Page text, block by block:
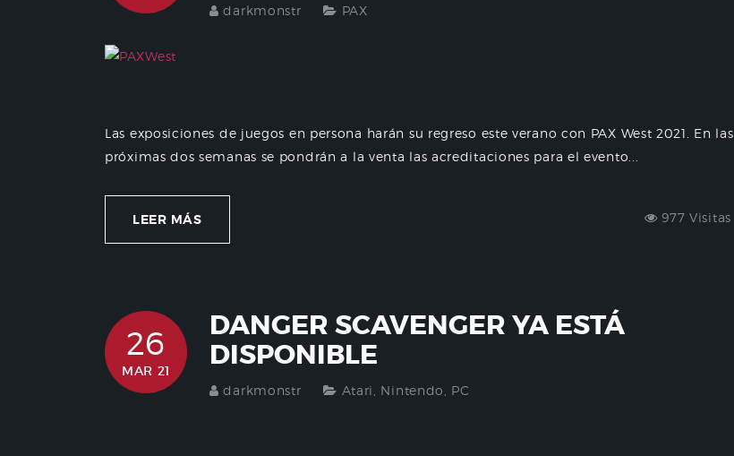
darkmonstr PAX
Las exposiciones de juegos en persona harán su regreso este verano con PAX West 2021. En las
próximas dos semanas se pondrán a la venta las acreditaciones para el evento...
LEER MÁS 977 Visitas
26
MAR 21
DANGER SCAVENGER YA ESTÁ
DISPONIBLE
darkmonstr Atari Nintendo PC